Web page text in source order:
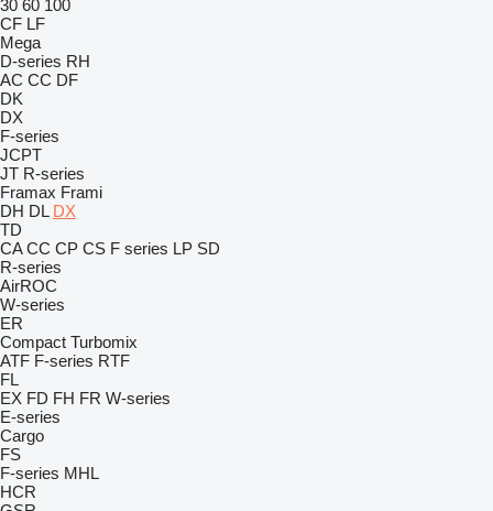
30 60 100
CF LF
Mega
D-series RH
AC CC DF
DK
DX
F-series
JCPT
JT R-series
Framax Frami
DH DL DX
TD
CA CC CP CS F series LP SD
R-series
AirROC
W-series
ER
Compact Turbomix
ATF F-series RTF
FL
EX FD FH FR W-series
E-series
Cargo
FS
F-series MHL
HCR